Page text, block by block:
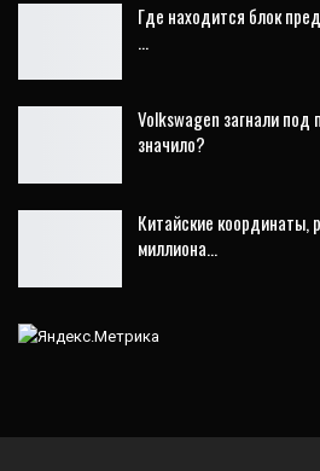
Где находится блок
…
Volkswagen загнали под
значило?
Китайские координаты,
миллиона…